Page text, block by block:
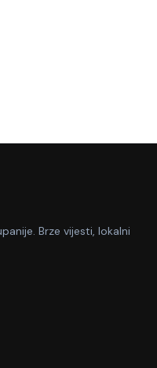
Brze vijesti, lokalni